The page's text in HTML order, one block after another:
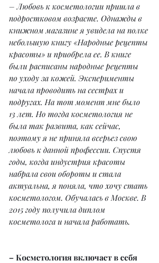
– Любовь к косметологии пришла в
подростковом возрасте. Однажды в
книжном магазине я увидела на полке
небольшую книгу «Народные рецепты
красоты» и приобрела ее. В книге
были расписаны народные рецепты
по уходу за кожей. Эксперименты
начала проводить на сестрах и
подругах. На тот момент мне было
13 лет. Но тогда косметология не
была так развита, как сейчас,
поэтому я не приняла всерьез свою
любовь к данной профессии. Спустя
годы, когда индустрия красоты
набрала свои обороты и стала
актуальна, я поняла, что хочу стать
косметологом. Обучалась в Москве. В
2015 году получила диплом
косметолога и начала работать.
– Косметология включает в себя